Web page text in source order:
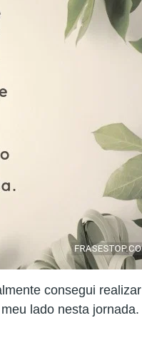
consegui realizar
lado nesta jornada.